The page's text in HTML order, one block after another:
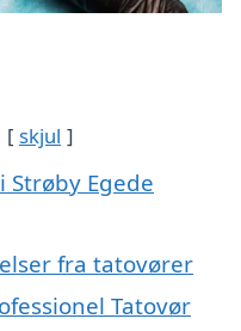
skjul
Strøby Egede
fra tatovører
Tatovør